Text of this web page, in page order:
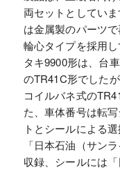
両セットとしてい
は金属製のパーツ
輪心タイプを採用
タキ9900形は、台
のTR41C形でした
コイルバネ式の
た、車体番号は転
トとシールによる
「日本石油（サン
収録、シールには